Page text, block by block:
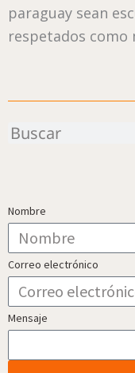
paraguay sean
respetados como
Buscar
Nombre
Correo electrónico
Mensaje